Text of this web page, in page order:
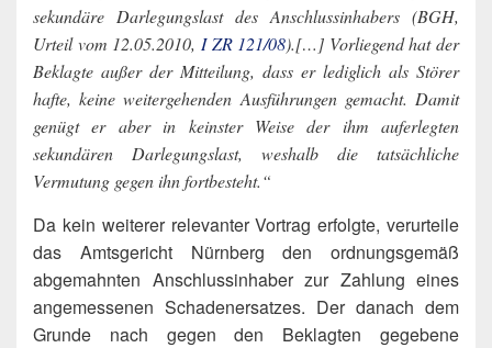
sekundäre Darlegungslast des Anschlussinhabers (BGH,
Urteil vom 12.05.2010, I ZR 121/08).[…] Vorliegend hat der
Beklagte außer der Mitteilung, dass er lediglich als Störer
hafte, keine weitergehenden Ausführungen gemacht. Damit
genügt er aber in keinster Weise der ihm auferlegten
sekundären Darlegungslast, weshalb die tatsächliche
Vermutung gegen ihn fortbesteht.“
Da kein weiterer relevanter Vortrag erfolgte, verurteile
das Amtsgericht Nürnberg den ordnungsgemäß
abgemahnten Anschlussinhaber zur Zahlung eines
angemessenen Schadenersatzes. Der danach dem
Grunde nach gegen den Beklagten gegebene